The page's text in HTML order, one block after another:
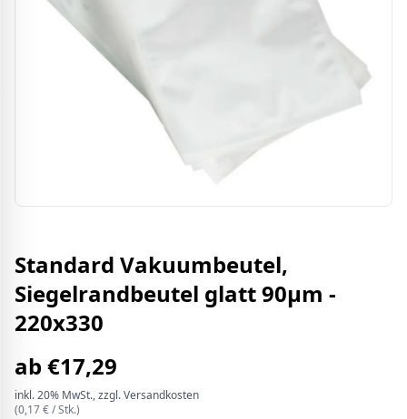
Standard Vakuumbeutel,
Siegelrandbeutel glatt 90µm -
220x330
ab€17,29
inkl.20% MwSt., zzgl. Versandkosten
(0,17€ /Stk.)